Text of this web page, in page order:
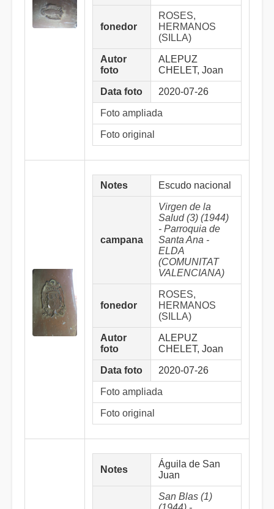
fonedor
ROSES,
HERMANOS
(SILLA)
Autor
foto
ALEPUZ
CHELET, Joan
Data foto 2020-07-26
Foto ampliada
Foto original
Notes Escudo nacional
campana
Virgen de la
Salud (3) (1944)
- Parroquia de
Santa Ana -
ELDA
(COMUNITAT
VALENCIANA)
fonedor
ROSES,
HERMANOS
(SILLA)
Autor
foto
ALEPUZ
CHELET, Joan
Data foto 2020-07-26
Foto ampliada
Foto original
Notes
Águila de San
Juan
San Blas (1)